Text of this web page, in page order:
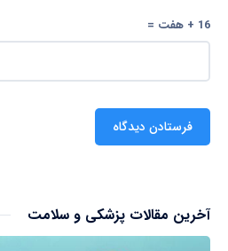
16 + هفت =
آخرین مقالات پزشکی و سلامت